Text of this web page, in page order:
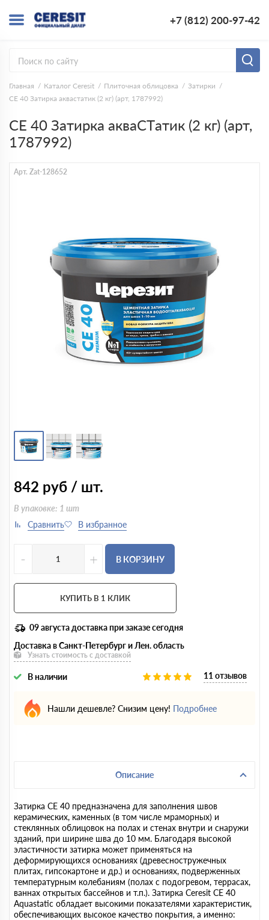
+7 (812) 200-97-42
Главная Каталог Ceresit Плиточная облицовка
Затирки
CE 40 Затирка аквастатик (2 кг) (арт, 1787992)
CE 40 Затирка акваCTатик (2 кг) (арт,
1787992)
Арт. Zat-128652
842 руб / шт.
В упаковке: 1 шт
- + В КОРЗИНУ
КУПИТЬ В 1 КЛИК
09 августа доставка при заказе сегодня
Доставка в Санкт-Петербург и Лен. область
Узнать стоимость с доставкой
В наличии 11 отзывов
Нашли дешевле? Снизим цену! Подробнее
Описание
Затирка CE 40 предназначена для заполнения швов
керамических, каменных (в том числе мраморных) и
стеклянных облицовок на полах и стенах внутри и снаружи
зданий, при ширине шва до 10 мм. Благодаря высокой
эластичности затирка может применяться на
деформирующихся основаниях (древесностружечных
плитах, гипсокартоне и др.) и основаниях, подверженных
температурным колебаниям (полах с подогревом, террасах,
ваннах открытых бассейнов и т.п.). Затирка Ceresit CE 40
Aquastatic обладает высокими показателями характеристик,
обеспечивающих высокое качество покрытия, а именно: